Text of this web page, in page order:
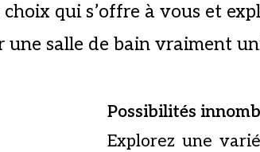
qui s’offre à vous et
une salle de bain vraiment
Possibilités
Explorez une